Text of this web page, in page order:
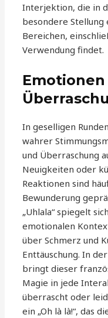
Interjektion, die in
besondere
Bereichen,
Verwendung findet.
In geselligen
wahrer
und Überraschung
Neuigkeiten oder
Reaktionen sind
Bewunderung
„Uhlala“ spiegelt
emotionalen
über Schmerz und
Enttäuschung. In
bringt dieser
Magie in jede
überrascht oder
ein „Oh là là!“, das